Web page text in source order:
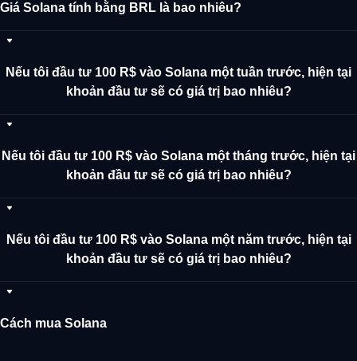
Giá Solana tính bằng BRL là bao nhiêu?
Nếu tôi đầu tư 100 R$ vào Solana một tuần trước, hiện tại
khoản đầu tư sẽ có giá trị bao nhiêu?
Nếu tôi đầu tư 100 R$ vào Solana một tháng trước, hiện tại
khoản đầu tư sẽ có giá trị bao nhiêu?
Nếu tôi đầu tư 100 R$ vào Solana một năm trước, hiện tại
khoản đầu tư sẽ có giá trị bao nhiêu?
Cách mua Solana